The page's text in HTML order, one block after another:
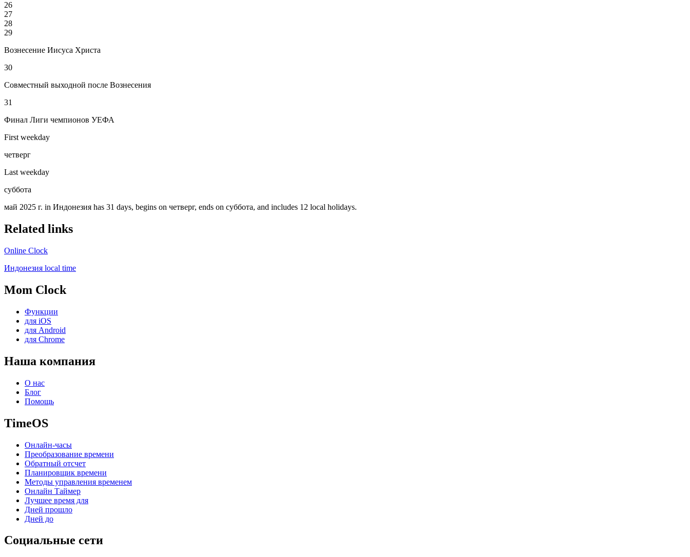
26
27
28
29
Вознесение Иисуса Христа
30
Совместный выходной после Вознесения
31
Финал Лиги чемпионов УЕФА
First weekday
четверг
Last weekday
суббота
май 2025 г. in Индонезия has 31 days, begins on четверг, ends on суббота, and includes 12 local holidays.
Related links
Online Clock
Индонезия local time
Mom Clock
Функции
для iOS
для Android
для Chrome
Наша компания
О нас
Блог
Помощь
TimeOS
Онлайн-часы
Преобразование времени
Обратный отсчет
Планировщик времени
Методы управления временем
Онлайн Таймер
Лучшее время для
Дней прошло
Дней до
Социальные сети